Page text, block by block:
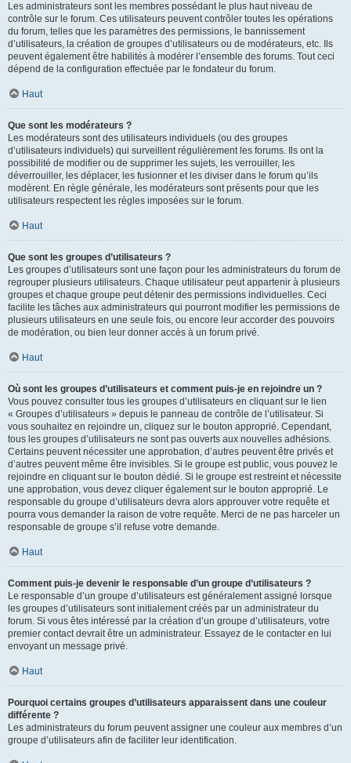
Les administrateurs sont les membres possédant le plus haut niveau de
contrôle sur le forum. Ces utilisateurs peuvent contrôler toutes les opérations
du forum, telles que les paramètres des permissions, le bannissement
d’utilisateurs, la création de groupes d’utilisateurs ou de modérateurs, etc. Ils
peuvent également être habilités à modérer l’ensemble des forums. Tout ceci
dépend de la configuration effectuée par le fondateur du forum.
Haut
Que sont les modérateurs ?
Les modérateurs sont des utilisateurs individuels (ou des groupes
d’utilisateurs individuels) qui surveillent régulièrement les forums. Ils ont la
possibilité de modifier ou de supprimer les sujets, les verrouiller, les
déverrouiller, les déplacer, les fusionner et les diviser dans le forum qu’ils
modèrent. En règle générale, les modérateurs sont présents pour que les
utilisateurs respectent les règles imposées sur le forum.
Haut
Que sont les groupes d’utilisateurs ?
Les groupes d’utilisateurs sont une façon pour les administrateurs du forum de
regrouper plusieurs utilisateurs. Chaque utilisateur peut appartenir à plusieurs
groupes et chaque groupe peut détenir des permissions individuelles. Ceci
facilite les tâches aux administrateurs qui pourront modifier les permissions de
plusieurs utilisateurs en une seule fois, ou encore leur accorder des pouvoirs
de modération, ou bien leur donner accès à un forum privé.
Haut
Où sont les groupes d’utilisateurs et comment puis-je en rejoindre un ?
Vous pouvez consulter tous les groupes d’utilisateurs en cliquant sur le lien
« Groupes d’utilisateurs » depuis le panneau de contrôle de l’utilisateur. Si
vous souhaitez en rejoindre un, cliquez sur le bouton approprié. Cependant,
tous les groupes d’utilisateurs ne sont pas ouverts aux nouvelles adhésions.
Certains peuvent nécessiter une approbation, d’autres peuvent être privés et
d’autres peuvent même être invisibles. Si le groupe est public, vous pouvez le
rejoindre en cliquant sur le bouton dédié. Si le groupe est restreint et nécessite
une approbation, vous devez cliquer également sur le bouton approprié. Le
responsable du groupe d’utilisateurs devra alors approuver votre requête et
pourra vous demander la raison de votre requête. Merci de ne pas harceler un
responsable de groupe s’il refuse votre demande.
Haut
Comment puis-je devenir le responsable d’un groupe d’utilisateurs ?
Le responsable d’un groupe d’utilisateurs est généralement assigné lorsque
les groupes d’utilisateurs sont initialement créés par un administrateur du
forum. Si vous êtes intéressé par la création d’un groupe d’utilisateurs, votre
premier contact devrait être un administrateur. Essayez de le contacter en lui
envoyant un message privé.
Haut
Pourquoi certains groupes d’utilisateurs apparaissent dans une couleur
différente ?
Les administrateurs du forum peuvent assigner une couleur aux membres d’un
groupe d’utilisateurs afin de faciliter leur identification.